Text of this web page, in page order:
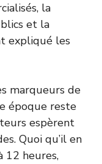
la
et la
expliqué les
marqueurs de
époque reste
espèrent
Quoi qu’il en
12 heures,